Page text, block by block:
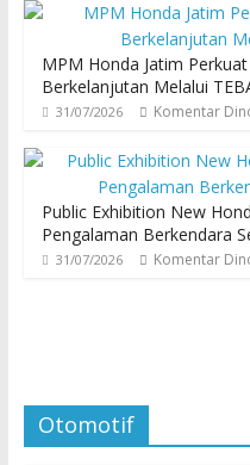
MPM Honda Jatim
Berkelanjutan Melalui
31/07/2026 Komentar
Public Exhibition New
Pengalaman Berkendara
31/07/2026 Komentar
Otomotif